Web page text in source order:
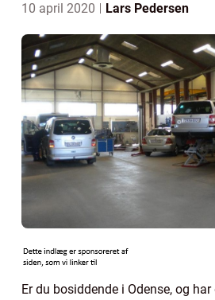
10 april 2020 Lars Pedersen
Er du bosiddende i Odense, og